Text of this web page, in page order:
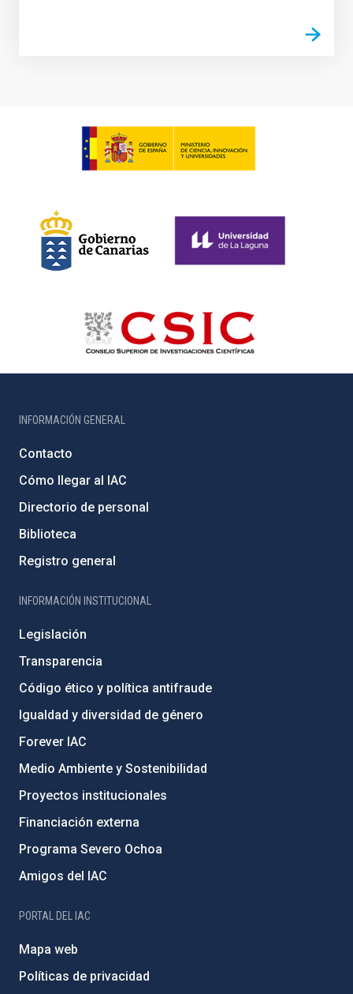
INFORMACIÓN GENERAL
Contacto
Cómo llegar al IAC
Directorio de personal
Biblioteca
Registro general
INFORMACIÓN INSTITUCIONAL
Legislación
Transparencia
Código ético y política antifraude
Igualdad y diversidad de género
Forever IAC
Medio Ambiente y Sostenibilidad
Proyectos institucionales
Financiación externa
Programa Severo Ochoa
Amigos del IAC
PORTAL DEL IAC
Mapa web
Políticas de privacidad